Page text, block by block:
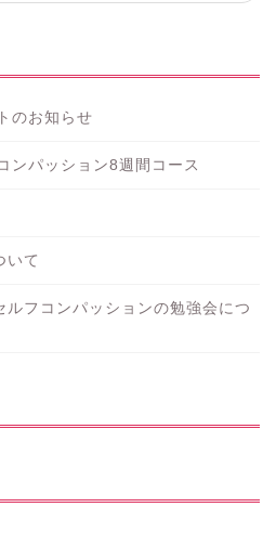
のお知らせ
ンパッション8週間コース
いて
ルフコンパッションの勉強会につ